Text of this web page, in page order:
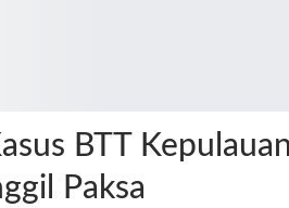
BTT
Paksa